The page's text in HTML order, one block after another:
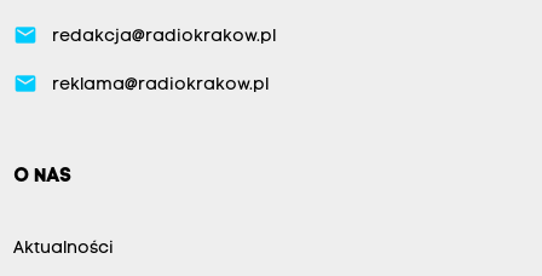
email redakcja@radiokrakow.pl
email reklama@radiokrakow.pl
O NAS
Aktualności